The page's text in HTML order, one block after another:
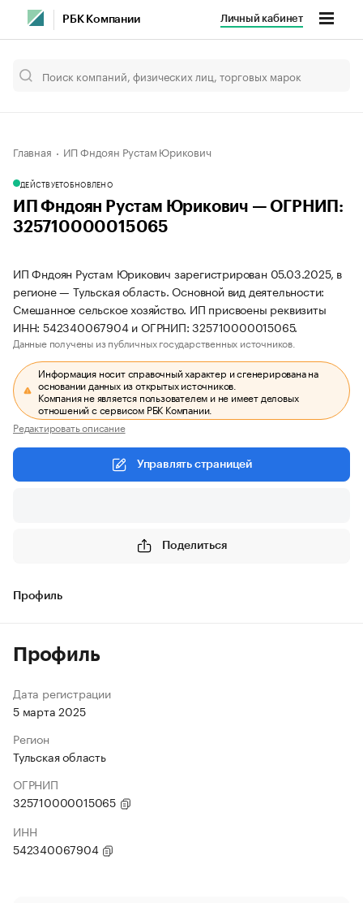
РБК Компании Личный кабинет
Главная ИП Фндоян Рустам Юрикович
ДЕЙСТВУЕТОБНОВЛЕНО
ИП Фндоян Рустам Юрикович — ОГРНИП:
325710000015065
ИП Фндоян Рустам Юрикович зарегистрирован 05.03.2025, в
регионе — Тульская область. Основной вид деятельности:
Смешанное сельское хозяйство. ИП присвоены реквизиты
ИНН: 542340067904 и ОГРНИП: 325710000015065.
Данные получены из публичных государственных источников.
Информация носит справочный характер и сгенерирована на
основании данных из открытых источников.
Компания не является пользователем и не имеет деловых
отношений с сервисом РБК Компании.
Редактировать описание
Управлять страницей
Поделиться
Профиль
Профиль
Дата регистрации
5 марта 2025
Регион
Тульская область
ОГРНИП
325710000015065
ИНН
542340067904